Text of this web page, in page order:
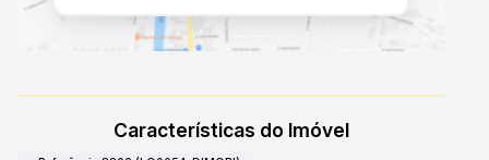
movimentadaAvenida General Flores da Cunha, esta
loja garante alta visibilidade e fácil acesso, elementos
Características do Imóvel